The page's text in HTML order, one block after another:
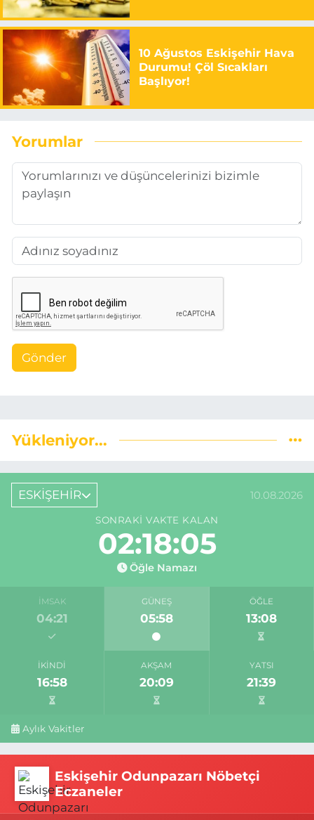
10 Ağustos Eskişehir Hava
Durumu! Çöl Sıcakları
Başlıyor!
Yorumlar
Gönder
Yükleniyor...
ESKİŞEHİR 10.08.2026
SONRAKI VAKTE KALAN
02:18:04
Öğle Namazı
İMSAK
04:21
GÜNEŞ
05:58
ÖĞLE
13:08
İKINDI
16:58
AKŞAM
20:09
YATSI
21:39
Aylık Vakitler
Eskişehir Odunpazarı Nöbetçi
Eczaneler